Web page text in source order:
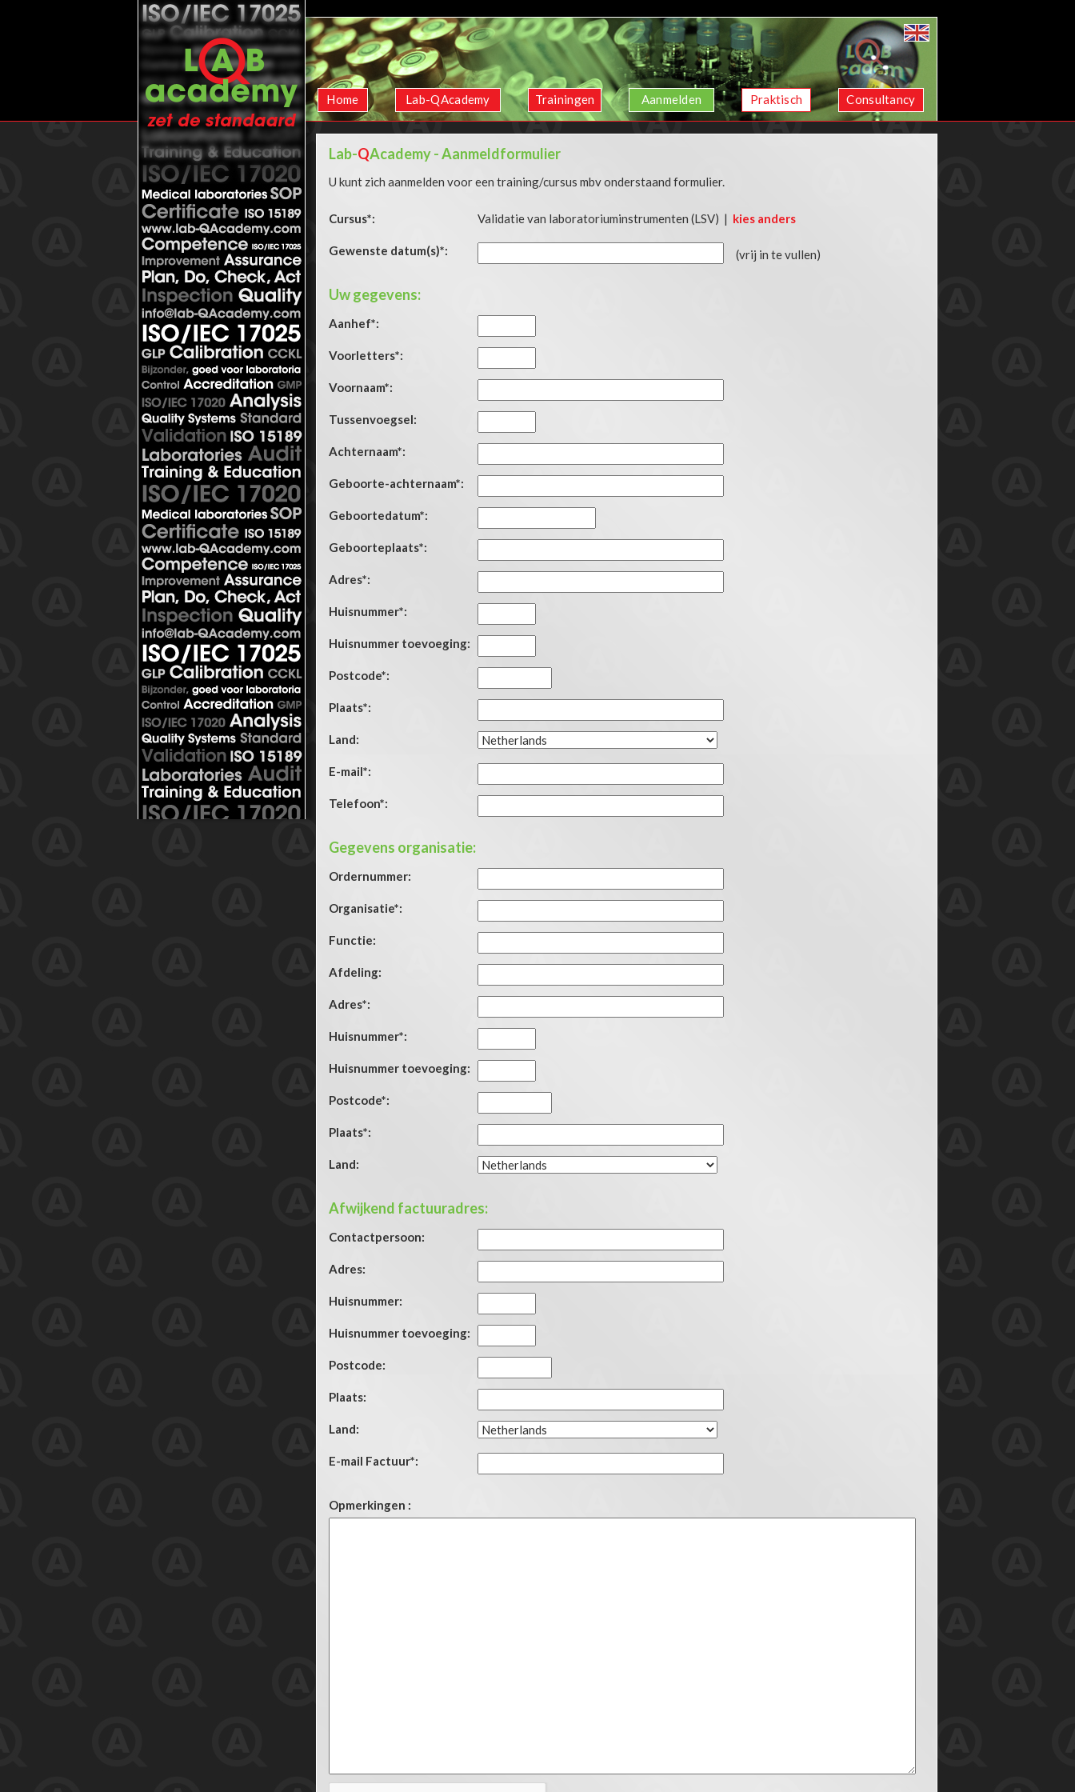
Home Lab-QAcademy Trainingen Aanmelden Praktisch Consultancy
Lab-QAcademy- Aanmeldformulier
U kunt zich aanmelden voor een training/cursus mbv onderstaand formulier.
Cursus*: Validatie van laboratoriuminstrumenten (LSV) | kies anders
Gewenste datum(s)*: (vrij in te vullen)
Uw gegevens:
Aanhef*:
Voorletters*:
Voornaam*:
Tussenvoegsel:
Achternaam*:
Geboorte-achternaam*:
Geboortedatum*:
Geboorteplaats*:
Adres*:
Huisnummer*:
Huisnummer toevoeging:
Postcode*:
Plaats*:
Land:
E-mail*:
Telefoon*:
Gegevens organisatie:
Ordernummer:
Organisatie*:
Functie:
Afdeling:
Adres*:
Huisnummer*:
Huisnummer toevoeging:
Postcode*:
Plaats*:
Land:
Afwijkend factuuradres:
Contactpersoon:
Adres:
Huisnummer:
Huisnummer toevoeging:
Postcode:
Plaats:
Land:
E-mail Factuur*:
Opmerkingen :